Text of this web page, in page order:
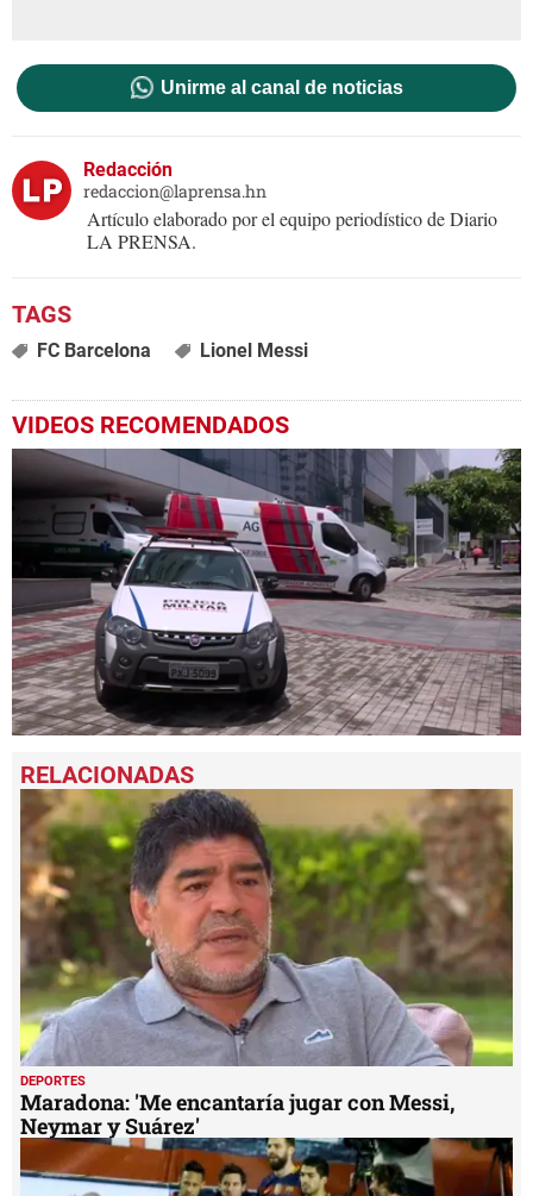
Unirme al canal de noticias
Redacción
redaccion@laprensa.hn
Artículo elaborado por el equipo periodístico de Diario
LA PRENSA.
FC Barcelona Lionel Messi
VIDEOS RECOMENDADOS
seconds
of
minute,
seconds
DEPORTES
Maradona: 'Me encantaría jugar con Messi,
Neymar y Suárez'